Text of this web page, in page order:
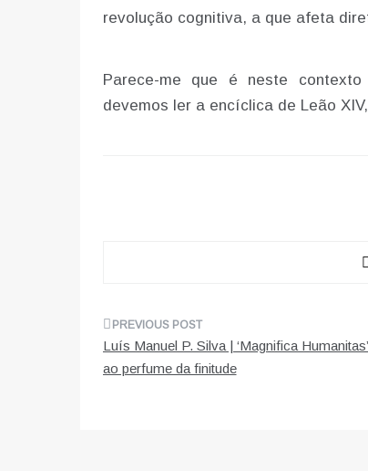
revolução cognitiva, a que afeta
Parece-me que é neste
devemos ler a encíclica de Leão
Navegação
de
Luís Manuel P. Silva | ‘Magnifica
ao perfume da finitude